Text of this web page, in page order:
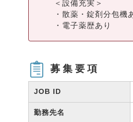
＜設備充実＞
・散薬・錠剤分包機
・電子薬歴あり
募集要項
JOB ID
勤務先名